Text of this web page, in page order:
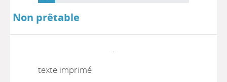
Non prêtable
texte imprimé